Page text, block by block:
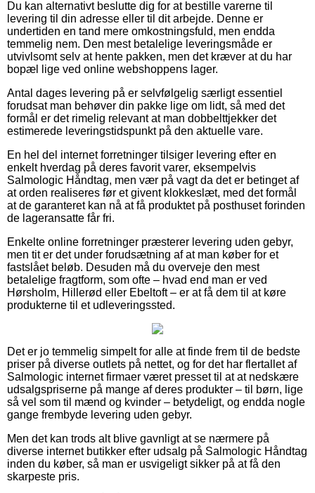
Du kan alternativt beslutte dig for at bestille varerne til
levering til din adresse eller til dit arbejde. Denne er
undertiden en tand mere omkostningsfuld, men endda
temmelig nem. Den mest betalelige leveringsmåde er
utvivlsomt selv at hente pakken, men det kræver at du har
bopæl lige ved online webshoppens lager.
Antal dages levering på er selvfølgelig særligt essentiel
forudsat man behøver din pakke lige om lidt, så med det
formål er det rimelig relevant at man dobbelttjekker det
estimerede leveringstidspunkt på den aktuelle vare.
En hel del internet forretninger tilsiger levering efter en
enkelt hverdag på deres favorit varer, eksempelvis
Salmologic Håndtag, men vær på vagt da det er betinget af
at orden realiseres før et givent klokkeslæt, med det formål
at de garanteret kan nå at få produktet på posthuset forinden
de lageransatte får fri.
Enkelte online forretninger præsterer levering uden gebyr,
men tit er det under forudsætning af at man køber for et
fastslået beløb. Desuden må du overveje den mest
betalelige fragtform, som ofte – hvad end man er ved
Hørsholm, Hillerød eller Ebeltoft – er at få dem til at køre
produkterne til et udleveringssted.
Det er jo temmelig simpelt for alle at finde frem til de bedste
priser på diverse outlets på nettet, og for det har flertallet af
Salmologic internet firmaer været presset til at at nedskære
udsalgspriserne på mange af deres produkter – til børn, lige
så vel som til mænd og kvinder – betydeligt, og endda nogle
gange frembyde levering uden gebyr.
Men det kan trods alt blive gavnligt at se nærmere på
diverse internet butikker efter udsalg på Salmologic Håndtag
inden du køber, så man er usvigeligt sikker på at få den
skarpeste pris.